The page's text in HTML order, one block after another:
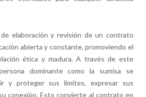
elaboración y revisión de un contrato
abierta y constante, promoviendo el
ética y madura. A través de este
dominante como la sumisa se
y proteger sus límites, expresar sus
conexión. Esto convierte al contrato en